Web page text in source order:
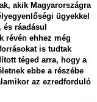
akik Magyarországra
ügyekkel
ráadásul
révén ehhez még
is tudtak
téged arra, hogy a
ebbe a részébe
az ezredforduló